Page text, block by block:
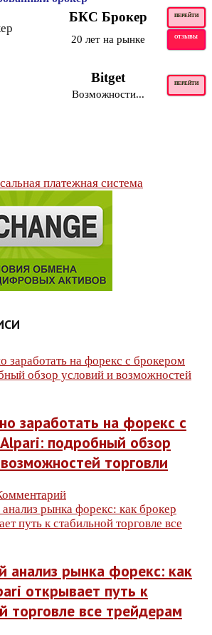
БКС Брокер ПЕРЕЙТИ
20 лет на рынке ОТЗЫВЫ
Bitget ПЕРЕЙТИ
Возможности...
заработать на форекс с
подробный обзор
торговли
анализ рынка форекс: как
открывает путь к
торговле все трейдерам